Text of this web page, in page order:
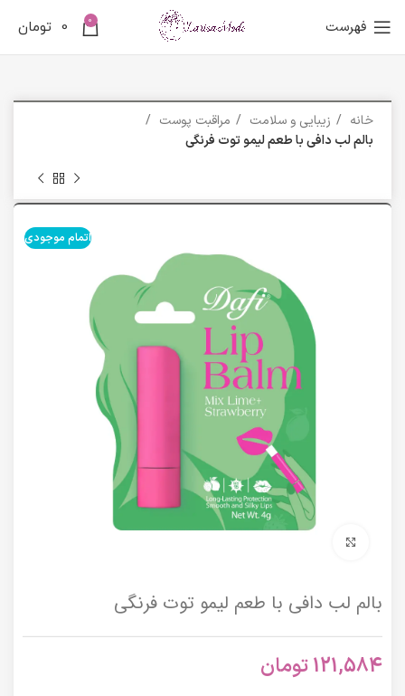
فهرست 0
0 تومان
خانه زیبایی و سلامت
مراقبت پوست
بالم لب دافی با طعم لیمو توت فرنگی
اتمام موجودی
بالم لب دافی با طعم لیمو توت فرنگی
121,584تومان